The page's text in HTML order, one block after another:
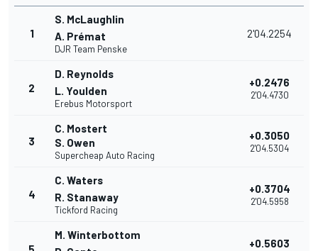
1
S. McLaughlin
A. Prémat
DJR Team Penske
2'04.2254
2
D. Reynolds
L. Youlden
Erebus Motorsport
+0.2476
2'04.4730
3
C. Mostert
S. Owen
Supercheap Auto Racing
+0.3050
2'04.5304
4
C. Waters
R. Stanaway
Tickford Racing
+0.3704
2'04.5958
M. Winterbottom
+0.5603